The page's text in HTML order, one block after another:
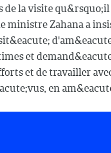
la visite
ministre Zahana a
et
et de travailler
en